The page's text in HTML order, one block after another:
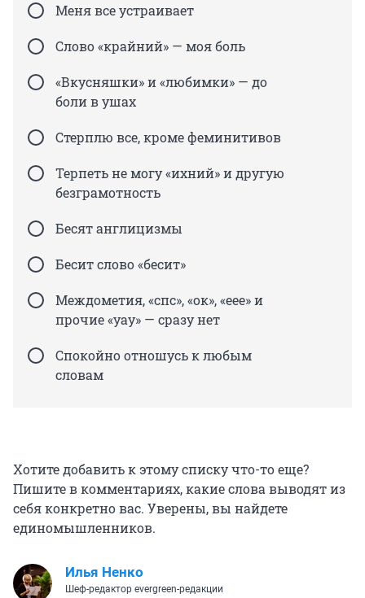
Меня все устраивает
Слово «крайний» — моя боль
«Вкусняшки» и «любимки» — до
боли в ушах
Стерплю все, кроме феминитивов
Терпеть не могу «ихний» и другую
безграмотность
Бесят англицизмы
Бесит слово «бесит»
Междометия, «спс», «ок», «еее» и
прочие «уау» — сразу нет
Спокойно отношусь к любым
словам
Хотите добавить к этому списку что-то еще?
Пишите в комментариях, какие слова выводят из
себя конкретно вас. Уверены, вы найдете
единомышленников.
Илья Ненко
Шеф-редактор evergreen-редакции